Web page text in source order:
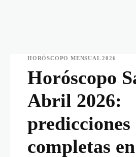
HORÓSCOPO MENSUAL 2026
Horóscopo
Abril 2026:
predicciones
completas